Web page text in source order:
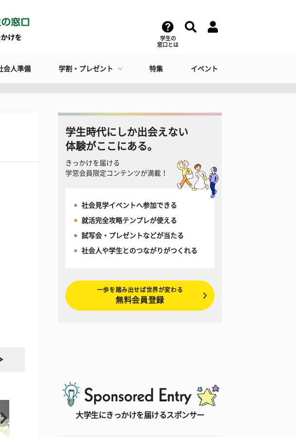
学生の
窓口とは
会人準備 学割・プレゼント 特集 イベント
学生時代にしか出会えない
体験がここにある。
きっかけを届ける
学窓会員限定コンテンツが満載！
社会見学イベントへ参加できる
就活完全攻略テンプレが使える
試写会・プレゼントなどが当たる
社会人や学生とのつながりがつくれる
一歩を踏み出せば世界が変わる
無料会員登録
大学生にきっかけを届けるスポンサー